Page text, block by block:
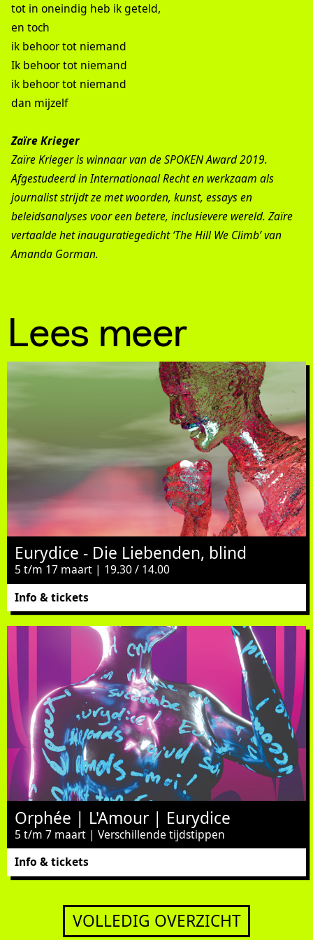
tot in oneindig heb ik geteld,
en toch
ik behoor tot niemand
Ik behoor tot niemand
ik behoor tot niemand
dan mijzelf
Zaïre Krieger
Zaïre Krieger is winnaar van de SPOKEN Award 2019.
Afgestudeerd in Internationaal Recht en werkzaam als
journalist strijdt ze met woorden, kunst, essays en
beleidsanalyses voor een betere, inclusievere wereld. Zaïre
vertaalde het inauguratiegedicht ‘The Hill We Climb’ van
Amanda Gorman.
Lees meer
Eurydice - Die Liebenden, blind
5 t/m 17 maart | 19.30 / 14.00
Info & tickets
Orphée | L'Amour | Eurydice
5 t/m 7 maart | Verschillende tijdstippen
Info & tickets
VOLLEDIG OVERZICHT